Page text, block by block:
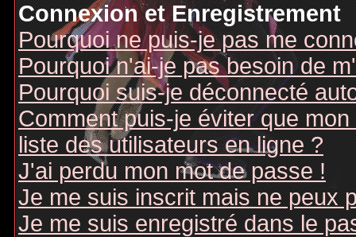
Connexion et Enregistrement
Pourquoi ne puis-je pas me
Pourquoi n'ai-je pas besoin de
Pourquoi suis-je déconnecté
Comment puis-je éviter que
liste des utilisateurs en ligne ?
J'ai perdu mon mot de passe !
Je me suis inscrit mais ne peux
Je me suis enregistré dans le